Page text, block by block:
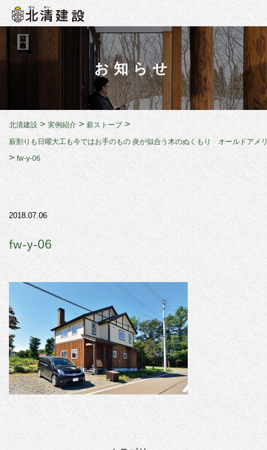
お知らせ
北清建設 > 実例紹介 > 薪ストーブ >
薪割りも日曜大工も今ではお手のもの 炎が似合う木のぬくもり オールドアメ
> fw-y-06
2018.07.06
fw-y-06